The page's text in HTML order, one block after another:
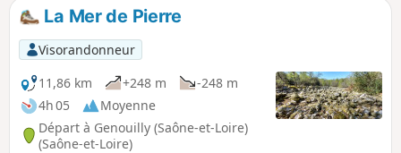
La Mer de Pierre
Visorandonneur
11,86 km
+248 m
-248 m
4h 05
Moyenne
Départ à Genouilly (Saône-et-Loire)
(Saône-et-Loire)